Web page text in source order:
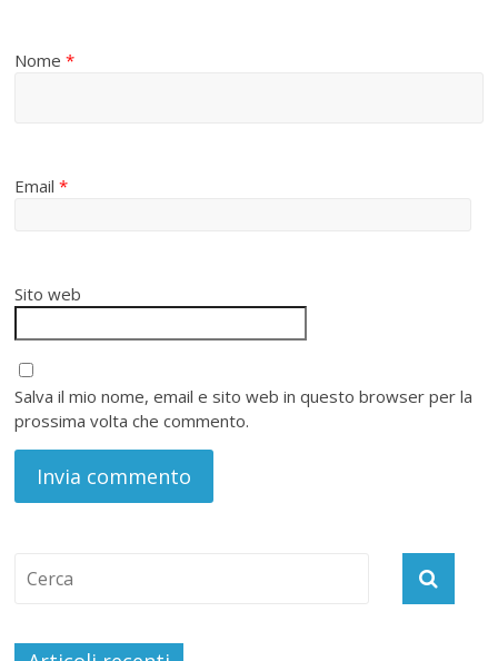
Nome*
Email*
Sito web
Salva il mio nome, email e sito web in questo browser per la
prossima volta che commento.